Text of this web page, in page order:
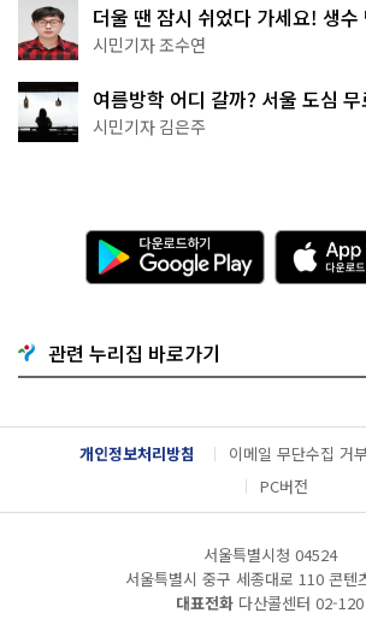
더울 땐 잠시 쉬었다 가세요! 생
·무더위쉼터까지
시민기자 조수연
여름방학 어디 갈까? 서울 도심
추천
시민기자 김은주
다
운
로
기
G
o
g
l
e
다
운
관련 누리집 바로가기
개인정보처리방침 이메일 무단수집 거부
PC버전
서울특별시청 04524
서울특별시 중구 세종대로 110 콘텐
대표전화 다산콜센터 02-120